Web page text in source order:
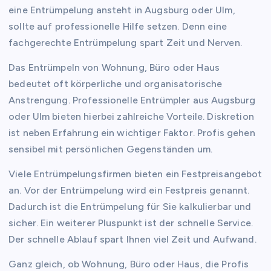
eine Entrümpelung ansteht in Augsburg oder Ulm,
sollte auf professionelle Hilfe setzen. Denn eine
fachgerechte Entrümpelung spart Zeit und Nerven.
Das Entrümpeln von Wohnung, Büro oder Haus
bedeutet oft körperliche und organisatorische
Anstrengung. Professionelle Entrümpler aus Augsburg
oder Ulm bieten hierbei zahlreiche Vorteile. Diskretion
ist neben Erfahrung ein wichtiger Faktor. Profis gehen
sensibel mit persönlichen Gegenständen um.
Viele Entrümpelungsfirmen bieten ein Festpreisangebot
an. Vor der Entrümpelung wird ein Festpreis genannt.
Dadurch ist die Entrümpelung für Sie kalkulierbar und
sicher. Ein weiterer Pluspunkt ist der schnelle Service.
Der schnelle Ablauf spart Ihnen viel Zeit und Aufwand.
Ganz gleich, ob Wohnung, Büro oder Haus, die Profis